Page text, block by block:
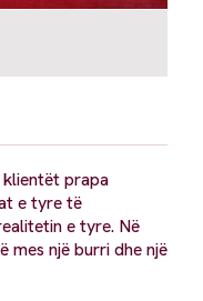
prapa
e tyre të
e tyre. Në
mes një burri dhe një